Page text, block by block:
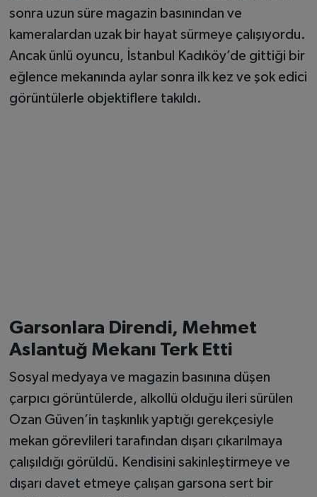
sonra uzun süre magazin basınından ve
kameralardan uzak bir hayat sürmeye çalışıyordu.
Ancak ünlü oyuncu, İstanbul Kadıköy’de gittiği bir
eğlence mekanında aylar sonra ilk kez ve şok edici
görüntülerle objektiflere takıldı.
Garsonlara Direndi, Mehmet
Aslantuğ Mekanı Terk Etti
Sosyal medyaya ve magazin basınına düşen
çarpıcı görüntülerde, alkollü olduğu ileri sürülen
Ozan Güven’in taşkınlık yaptığı gerekçesiyle
mekan görevlileri tarafından dışarı çıkarılmaya
çalışıldığı görüldü. Kendisini sakinleştirmeye ve
dışarı davet etmeye çalışan garsona sert bir